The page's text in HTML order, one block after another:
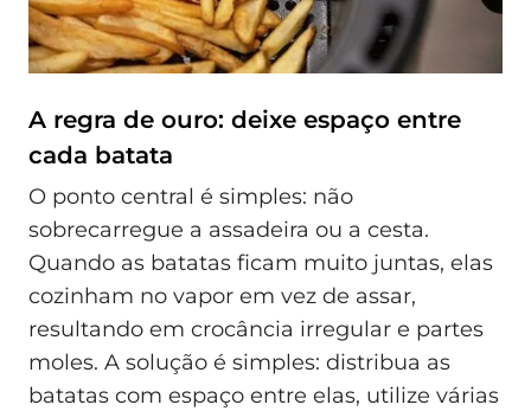
A regra de ouro: deixe espaço entre
cada batata
O ponto central é simples: não
sobrecarregue a assadeira ou a cesta.
Quando as batatas ficam muito juntas, elas
cozinham no vapor em vez de assar,
resultando em crocância irregular e partes
moles. A solução é simples: distribua as
batatas com espaço entre elas, utilize várias